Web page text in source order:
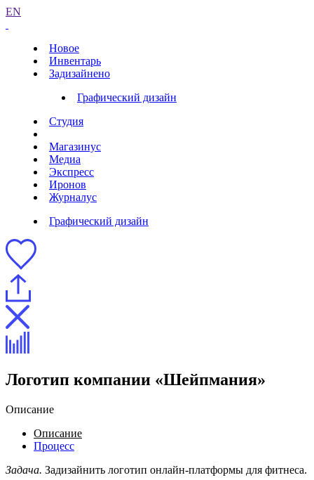
EN
Новое
Инвентарь
Задизайнено
Графический дизайн
Студия
Магазинус
Медиа
Экспресс
Иронов
Журналус
Графический дизайн
Логотип компании «Шейпмания»
Описание
Описание
Процесс
Задача. Задизайнить логотип онлайн-платформы для фитнеса.